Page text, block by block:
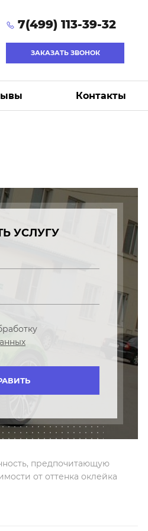
7(499) 113-39-32
ЗАКАЗАТЬ ЗВОНОК
Контакты
УСЛУГУ
предпочитающую
от оттенка оклейка